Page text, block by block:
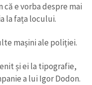
e vorba despre mai
la fața locului.
mașini ale poliției.
și ei la tipografie,
a lui Igor Dodon.